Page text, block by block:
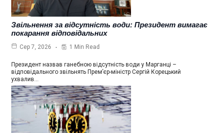
Звільнення за відсутність води: Президент вимагає
покарання відповідальних
Сер 7, 2026 1 Min Read
Президент назвав ганебною відсутність води у Марганці –
відповідального звільнять Прем’єр-міністр Сергій Корецький
ухвалив…